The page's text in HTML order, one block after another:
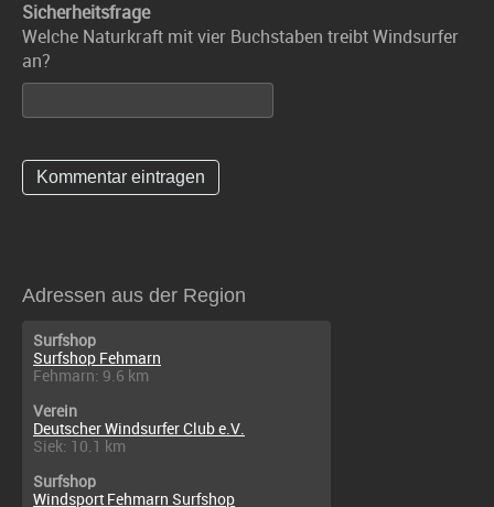
Sicherheitsfrage
Welche Naturkraft mit vier Buchstaben treibt Windsurfer
an?
Adressen aus der Region
Surfshop
Surfshop Fehmarn
Fehmarn: 9.6 km
Verein
Deutscher Windsurfer Club e.V.
Siek: 10.1 km
Surfshop
Windsport Fehmarn Surfshop